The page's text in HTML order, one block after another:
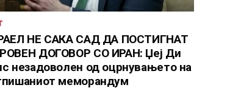
НЕ САКА САД ДА ПОСТИГНАТ
ДОГОВОР СО ИРАН: Џеј Ди
незадоволен од оцрнувањето на
меморандум